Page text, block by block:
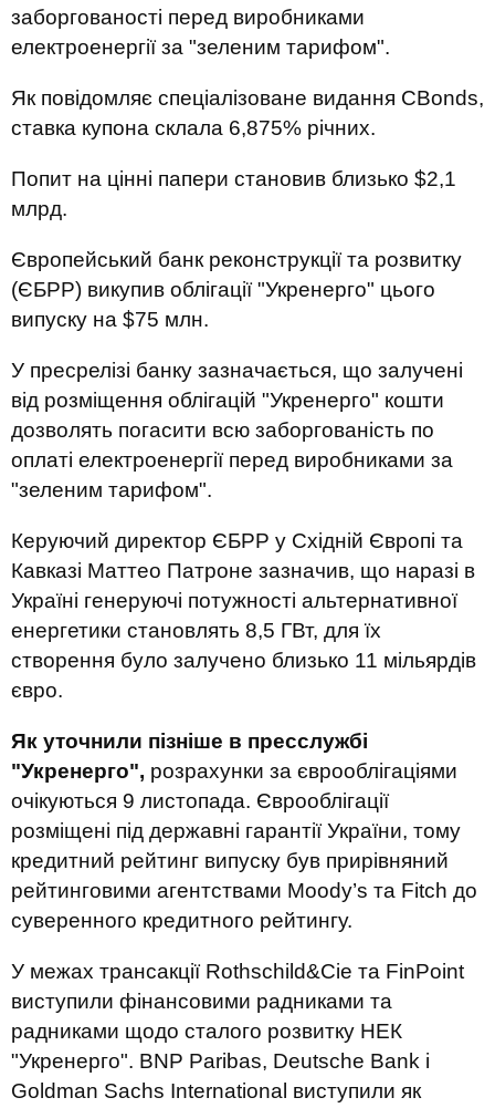
заборгованості перед виробниками
електроенергії за "зеленим тарифом".
Як повідомляє спеціалізоване видання CBonds,
ставка купона склала 6,875% річних.
Попит на цінні папери становив близько $2,1
млрд.
Європейський банк реконструкції та розвитку
(ЄБРР) викупив облігації "Укренерго" цього
випуску на $75 млн.
У пресрелізі банку зазначається, що залучені
від розміщення облігацій "Укренерго" кошти
дозволять погасити всю заборгованість по
оплаті електроенергії перед виробниками за
"зеленим тарифом".
Керуючий директор ЄБРР у ​​Східній Європі та
Кавказі Маттео Патроне зазначив, що наразі в
Україні генеруючі потужності альтернативної
енергетики становлять 8,5 ГВт, для їх
створення було залучено близько 11 мільярдів
євро.
Як уточнили пізніше в пресслужбі
"Укренерго", розрахунки за єврооблігаціями
очікуються 9 листопада. Єврооблігації
розміщені під державні гарантії України, тому
кредитний рейтинг випуску був прирівняний
рейтинговими агентствами Moody’s та Fitch до
суверенного кредитного рейтингу.
У межах трансакції Rothschild&Cie та FinPoint
виступили фінансовими радниками та
радниками щодо сталого розвитку НЕК
"Укренерго". BNP Paribas, Deutsche Bank і
Goldman Sachs International виступили як